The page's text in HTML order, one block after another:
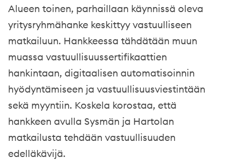
Alueen toinen, parhaillaan käynnissä oleva
yritysryhmähanke keskittyy vastuulliseen
matkailuun. Hankkeessa tähdätään muun
muassa vastuullisuussertifikaattien
hankintaan, digitaalisen automatisoinnin
hyödyntämiseen ja vastuullisuusviestintään
sekä myyntiin. Koskela korostaa, että
hankkeen avulla Sysmän ja Hartolan
matkailusta tehdään vastuullisuuden
edelläkävijä.